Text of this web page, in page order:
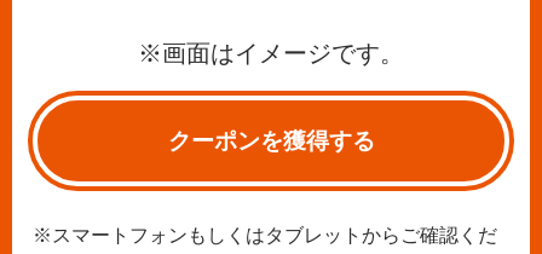
※画面はイメージです。
クーポンを獲得する
※スマートフォンもしくはタブレットからご確認くだ